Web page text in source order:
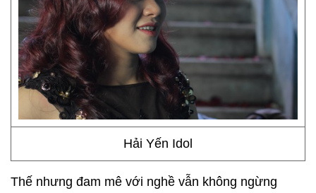
Hải Yến Idol
Thế nhưng đam mê với nghề vẫn không ngừng